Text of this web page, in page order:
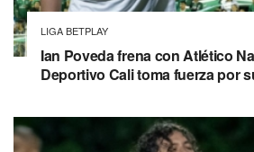
LIGA BETPLAY
Ian Poveda frena con Atlético
Deportivo Cali toma fuerza por